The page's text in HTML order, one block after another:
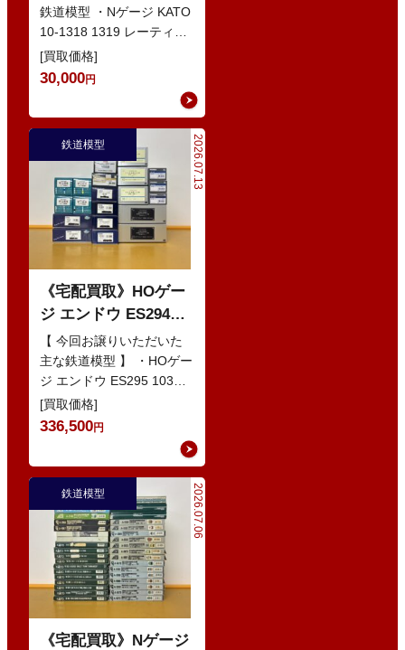
どの鉄道模型
鉄道模型 ・Nゲージ KATO
10-1318 1319 レーティッ
シュ鉄道 ベルニナ急行 ・
Nゲージ K…
[買取価格]
30,000円
2026.07.13
鉄道模型
《宅配買取》HOゲー
ジ エンドウ ES294
103系1200番代 東西線
色 基本5輌 Nセット
などの鉄道模型
【 今回お譲りいただいた
主な鉄道模型 】 ・HOゲー
ジ エンドウ ES295 103系
1200番代 東西線色 中間5
輌 Oセット …
[買取価格]
336,500円
2026.07.06
鉄道模型
《宅配買取》Nゲージ